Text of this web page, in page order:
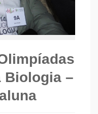
Biologia –